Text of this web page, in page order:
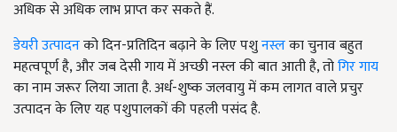
अधिक से अधिक लाभ प्राप्त कर सकते हैं.
डेयरी उत्पादनको दिन-प्रतिदिन बढ़ाने के लिए पशुनस्लका चुनाव बहुत
महत्वपूर्ण है, और जब देसी गाय में अच्छी नस्ल की बात आती है, तोगिर गाय
का नाम जरूर लिया जाता है. अर्ध-शुष्क जलवायु में कम लागत वाले प्रचुर
उत्पादन के लिए यह पशुपालकों की पहली पसंद है.